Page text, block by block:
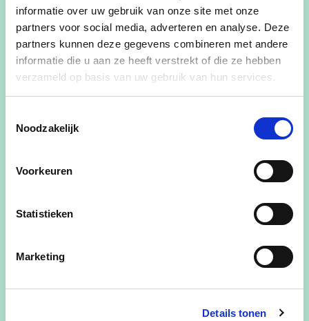
informatie over uw gebruik van onze site met onze
partners voor social media, adverteren en analyse. Deze
partners kunnen deze gegevens combineren met andere
informatie die u aan ze heeft verstrekt of die ze hebben
verzameld op basis van uw gebruik van hun services.
Noodzakelijk
Voorkeuren
Statistieken
Marketing
Details tonen
Nicole werd op 10 juni 1963 in Ieper geboren.
Na studies in Gent en werkervaring in Brussel,
kwam ze in 2001 samen met haar man Marnix
Desimpel in Langemark-Poelkapelle wonen, waar
plusmama van 3 kinderen en plusoma van 7
Ze is lid van en actief in verschillende
bestuurslid Guynemercomité, voorzitster Vrouw
en Maatschappij, Velt, Tuinhier, Mooimakers,
gemeenteraad en was fractieleidster voor CD&V.